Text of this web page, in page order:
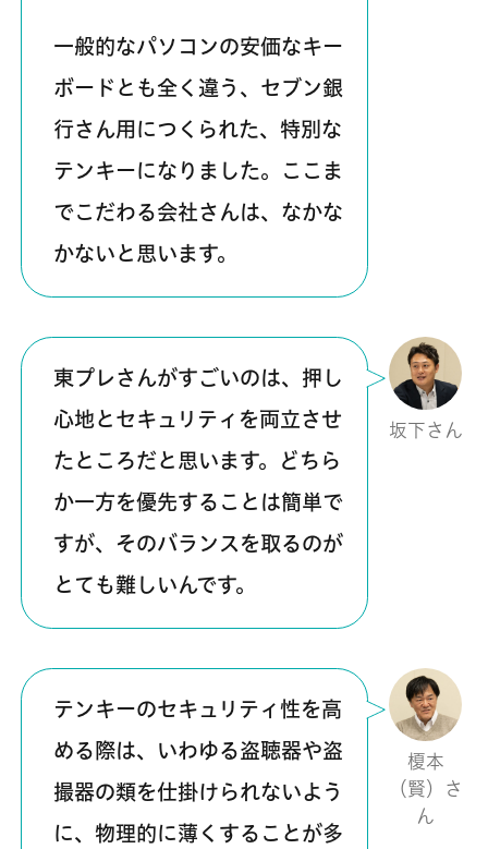
一般的なパソコンの安価なキー
ボードとも全く違う、セブン銀
行さん用につくられた、特別な
テンキーになりました。ここま
でこだわる会社さんは、なかな
かないと思います。
坂下さん
東プレさんがすごいのは、押し
心地とセキュリティを両立させ
たところだと思います。どちら
か一方を優先することは簡単で
すが、そのバランスを取るのが
とても難しいんです。
榎本
（賢）さ
ん
テンキーのセキュリティ性を高
める際は、いわゆる盗聴器や盗
撮器の類を仕掛けられないよう
に、物理的に薄くすることが多